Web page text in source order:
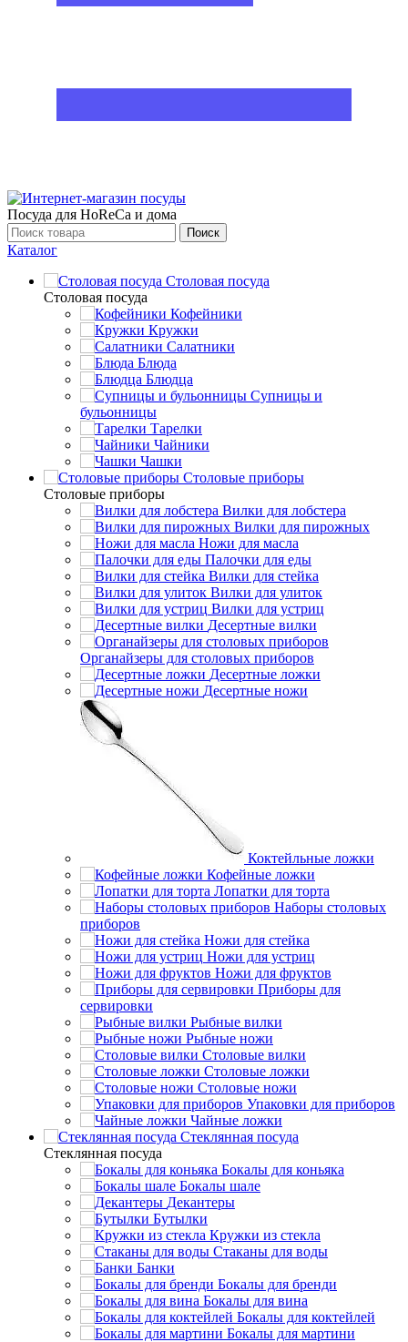
Посуда для HoReCa и дома
Поиск
Каталог
Столовая посуда
Столовая посуда
Кофейники
Кружки
Салатники
Блюда
Блюдца
Супницы и
бульонницы
Тарелки
Чайники
Чашки
Cтоловые приборы
Cтоловые приборы
Вилки для лобстера
Вилки для пирожных
Ножи для масла
Палочки для еды
Вилки для стейка
Вилки для улиток
Вилки для устриц
Десертные вилки
Органайзеры для столовых приборов
Десертные ложки
Десертные ножи
Коктейльные ложки
Кофейные ложки
Лопатки для торта
Наборы столовых
приборов
Ножи для стейка
Ножи для устриц
Ножи для фруктов
Приборы для
сервировки
Рыбные вилки
Рыбные ножи
Столовые вилки
Столовые ложки
Столовые ножи
Упаковки для приборов
Чайные ложки
Стеклянная посуда
Стеклянная посуда
Бокалы для коньяка
Бокалы шале
Декантеры
Бутылки
Кружки из стекла
Стаканы для воды
Банки
Бокалы для бренди
Бокалы для вина
Бокалы для коктейлей
Бокалы для мартини